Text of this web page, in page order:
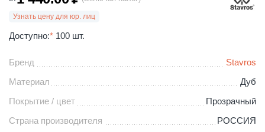
Узнать цену для юр. лиц
Доступно:* 100 шт.
Бренд
Stavros
Материал
Дуб
Покрытие / цвет
Прозрачный
Страна производителя
РОССИЯ